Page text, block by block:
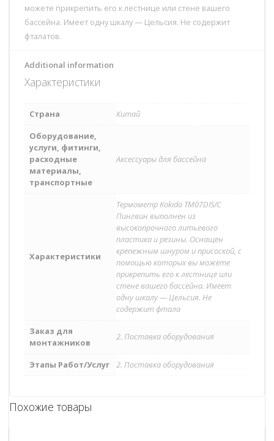
можете прикрепить его к лестнице или стене вашего
бассейна. Имеет одну шкалу — Цельсия. Не содержит
фталатов.
Additional information
Характеристики
Страна
Китай
Оборудование,
услуги, фитинги,
расходные
материалы,
транспортные
Аксессуары для бассейна
Характеристики
Термометр Kokido TM07DIS/C
Пингвин выполнен из
высокопрочного литьевого
пластика и резины. Оснащен
крепежным шнуром и присоской, с
помощью которых вы можете
прикрепить его к лестнице или
стене вашего бассейна. Имеет
одну шкалу — Цельсия. Не
содержит фтала
Заказ для
монтажников
2. Поставка оборудования
Этапы Работ/Услуг 2. Поставка оборудования
Похожие товары